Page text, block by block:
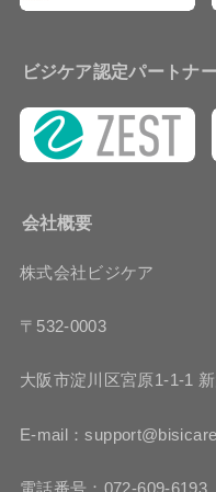
ビジケア認定パートナー
会社概要
株式会社ビジケア
〒532-0003
大阪市淀川区宮原1-1-1
E-mail：
電話番号：072-609-6193